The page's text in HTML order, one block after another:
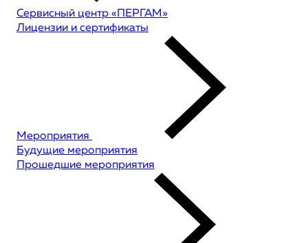
Сервисный центр «ПЕРГАМ»
Лицензии и сертификаты
Мероприятия
Будущие мероприятия
Прошедшие мероприятия